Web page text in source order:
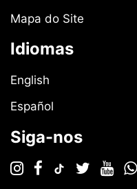
Mapa do Site
Idiomas
English
Español
Siga-nos